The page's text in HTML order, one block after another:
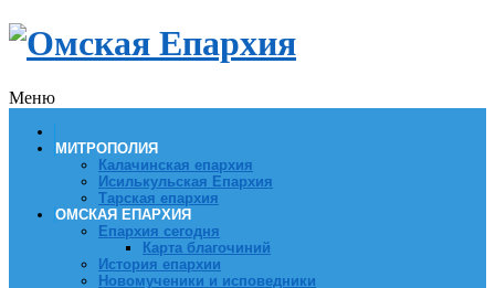
Меню
МИТРОПОЛИЯ
Калачинская епархия
Исилькульская Епархия
Тарская епархия
ОМСКАЯ ЕПАРХИЯ
Епархия сегодня
Карта благочиний
История епархии
Новомученики и исповедники